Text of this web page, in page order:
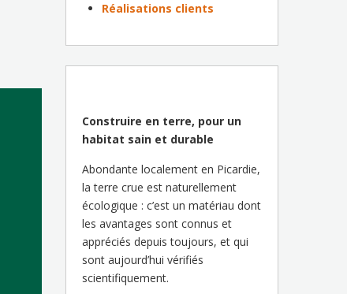
Réalisations clients
Construire en terre, pour un
habitat sain et durable
Abondante localement en Picardie,
la terre crue est naturellement
écologique : c’est un matériau dont
les avantages sont connus et
appréciés depuis toujours, et qui
sont aujourd’hui vérifiés
scientifiquement.